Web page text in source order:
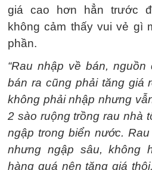
giá cao hơn hẳn trước
không cảm thấy vui vẻ gì
phần.
“Rau nhập về bán,
bán ra cũng phải tăng giá
không phải nhập nhưng
2 sào ruộng trồng rau nhà
ngập trong biển nước.
nhưng ngập sâu, không
hàng quá nên tăng giá